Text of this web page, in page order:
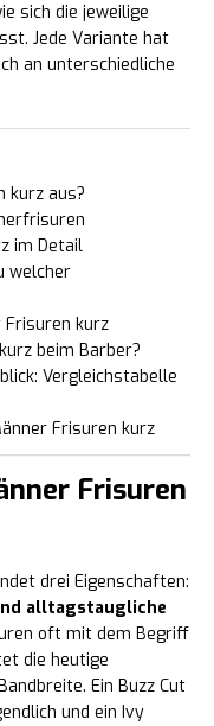
sich die jeweilige
Jede Variante hat
an unterschiedliche
kurz aus?
im Detail
welcher
kurz
beim Barber?
Vergleichstabelle
Frisuren kurz
Frisuren
drei Eigenschaften:
alltagstaugliche
oft mit dem Begriff
die heutige
Ein Buzz Cut
und ein Ivy